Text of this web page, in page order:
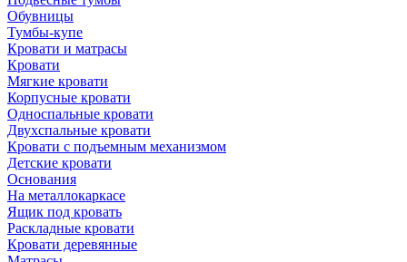
Обувницы
Тумбы-купе
Кровати и матрасы
Кровати
Мягкие кровати
Корпусные кровати
Односпальные кровати
Двухспальные кровати
Кровати с подъемным механизмом
Детские кровати
Основания
На металлокаркасе
Ящик под кровать
Раскладные кровати
Кровати деревянные